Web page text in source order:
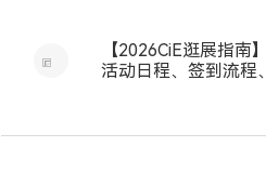
【2026CiE逛展指南
活动日程、签到流程